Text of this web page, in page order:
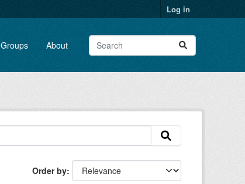
Log in
Groups About
Order by